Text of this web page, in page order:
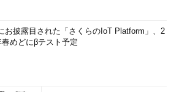
お披露目された「さくらのIoT Platform」、2
春めどにβテスト予定